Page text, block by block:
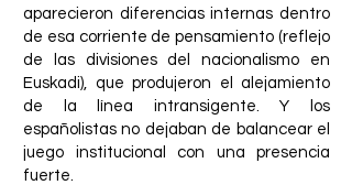
aparecieron diferencias internas dentro
de esa corriente de pensamiento (reflejo
de las divisiones del nacionalismo en
Euskadi), que produjeron el alejamiento
de la línea intransigente. Y los
españolistas no dejaban de balancear el
juego institucional con una presencia
fuerte.